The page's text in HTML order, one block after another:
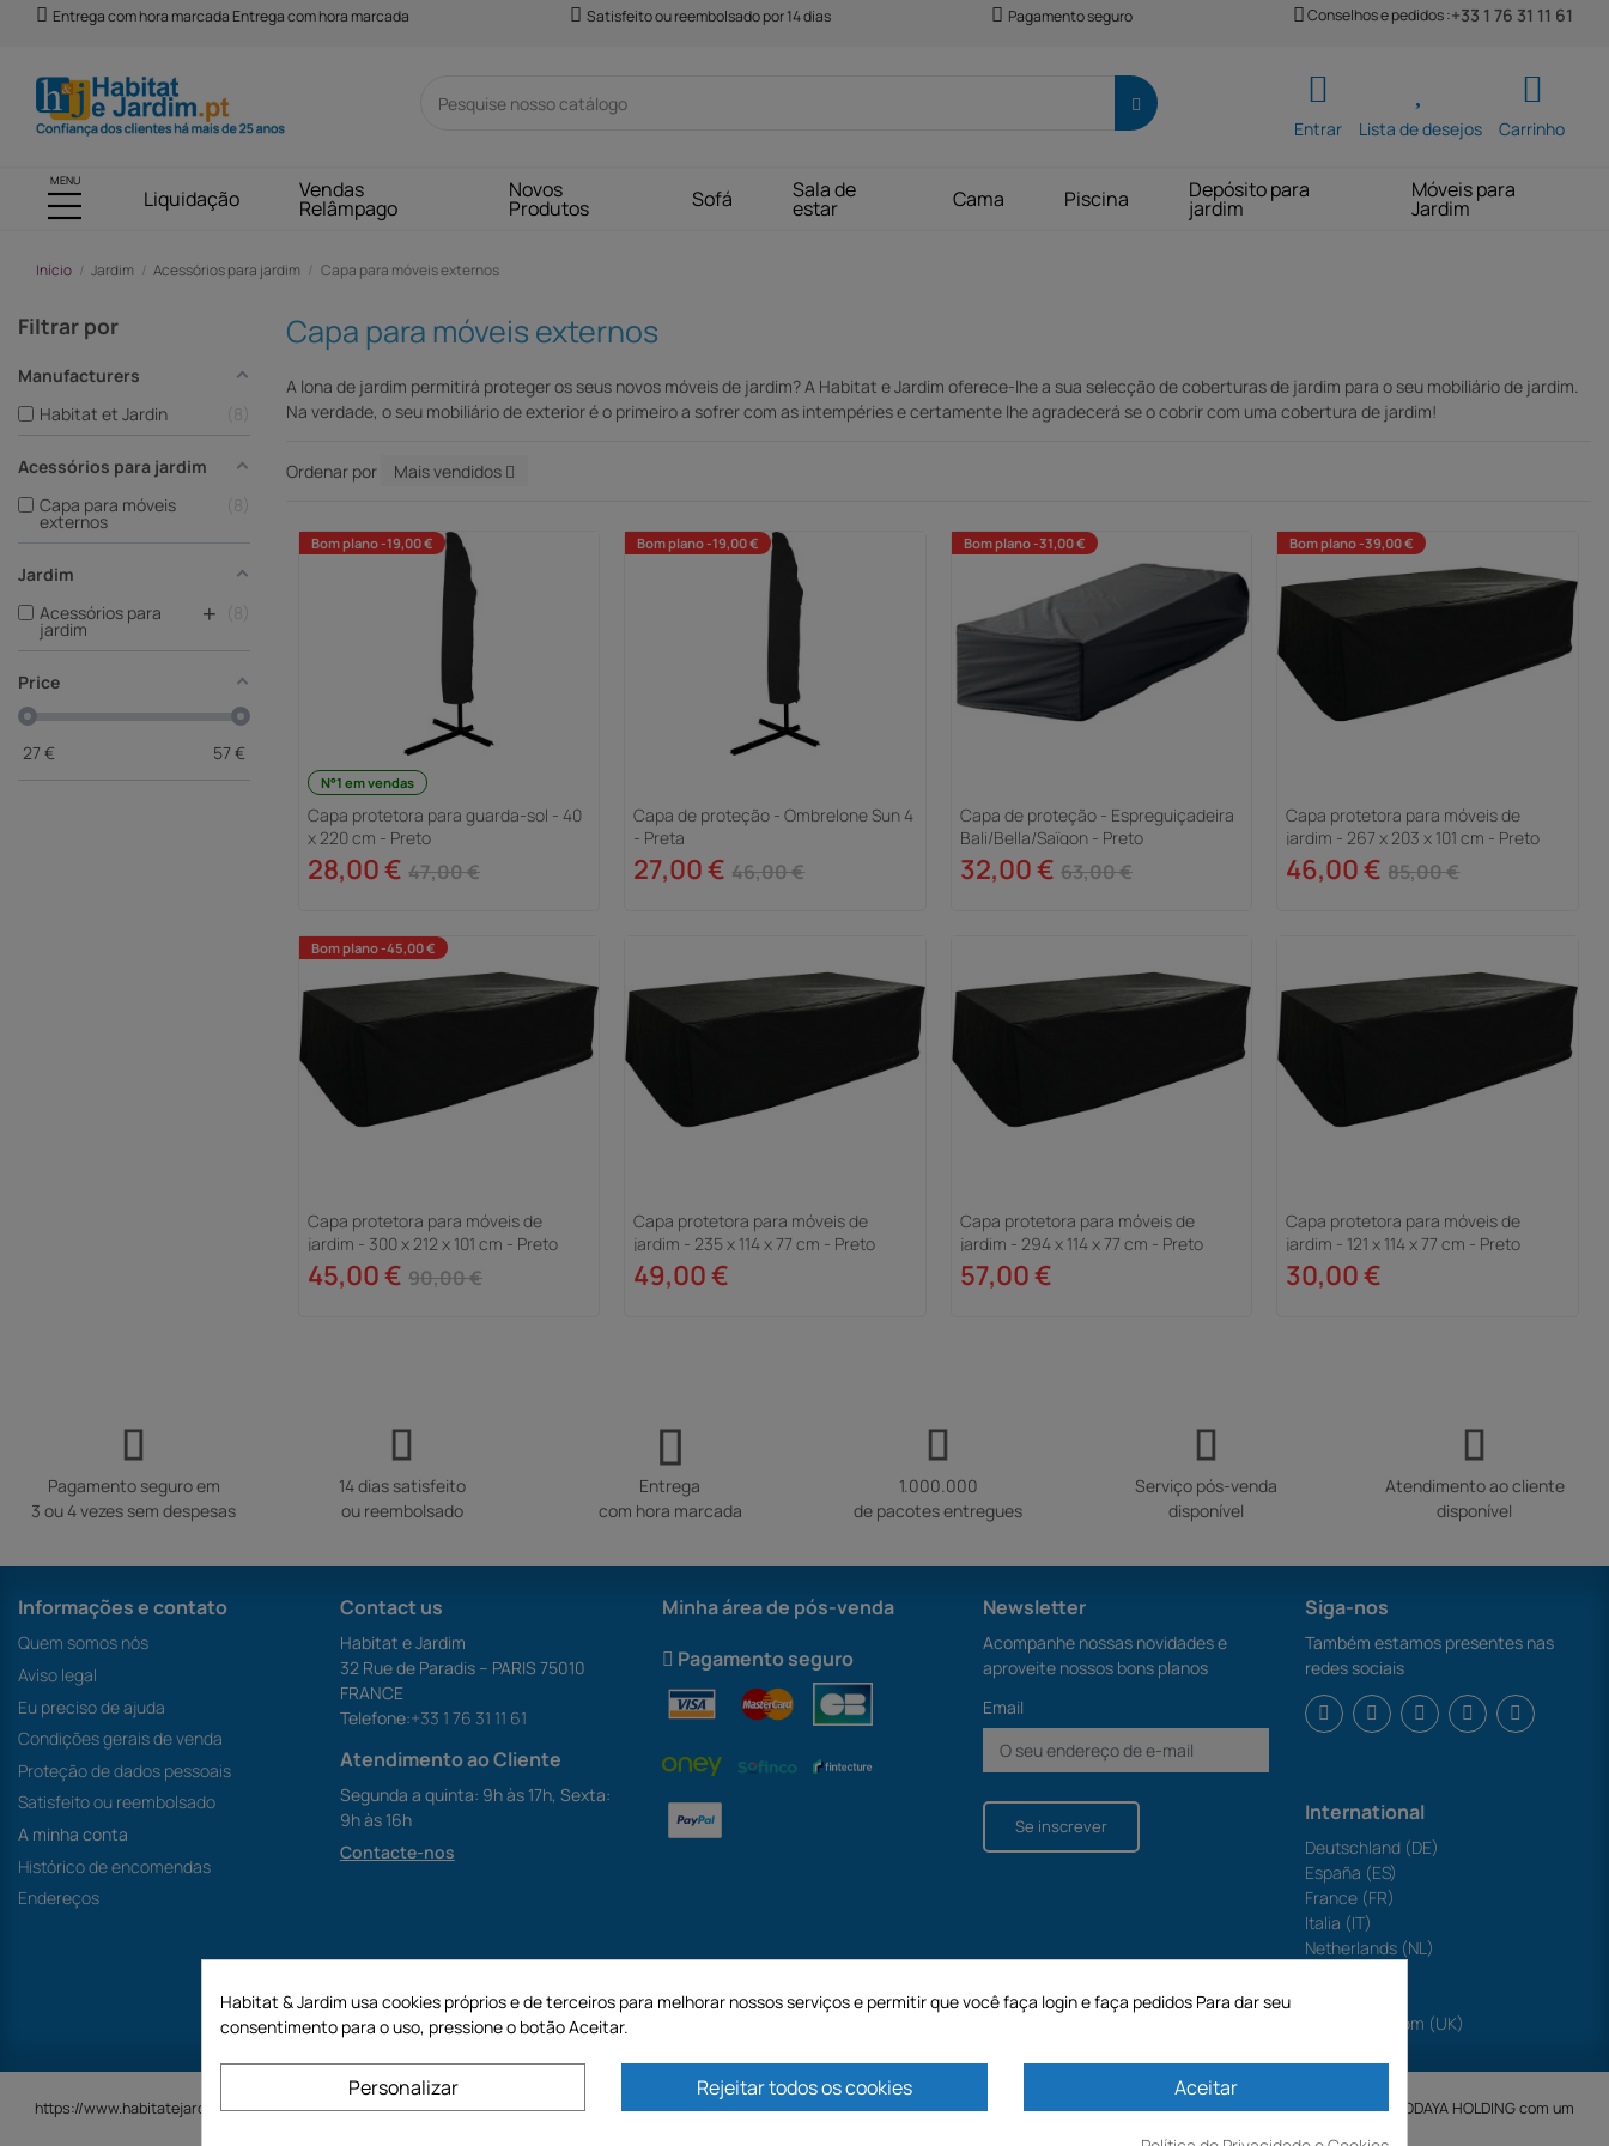
Entrega com hora marcada Entrega com hora marcada Satisfeito ou reembolsado por 14 dias Pagamento seguro Conselhos e pedidos :+33 1 76 31 11 61
Entrar Lista de desejos Carrinho
MENU
Liquidação Vendas
Relâmpago
Novos
Produtos Sofá Sala de
estar Cama Piscina Depósito para
jardim
Móveis para
Jardim
Início Jardim Acessórios para jardim Capa para móveis externos
Capa para móveis externos
A lona de jardim permitirá proteger os seus novos móveis de jardim? A Habitat e Jardim oferece-lhe a sua selecção de coberturas de jardim para o seu mobiliário de jardim.
Na verdade, o seu mobiliário de exterior é o primeiro a sofrer com as intempéries e certamente lhe agradecerá se o cobrir com uma cobertura de jardim!
Ordenar por Mais vendidos
Bom plano -19,00 €
N°1 em vendas
Capa protetora para guarda-sol - 40
x 220 cm - Preto
28,00 € 47,00 €
Bom plano -19,00 €
Capa de proteção - Ombrelone Sun 4
- Preta
27,00 € 46,00 €
Bom plano -31,00 €
Capa de proteção - Espreguiçadeira
Bali/Bella/Saïgon - Preto
32,00 € 63,00 €
Bom plano -39,00 €
Capa protetora para móveis de
jardim - 267 x 203 x 101 cm - Preto
46,00 € 85,00 €
Bom plano -45,00 €
Capa protetora para móveis de
jardim - 300 x 212 x 101 cm - Preto
45,00 € 90,00 €
Capa protetora para móveis de
jardim - 235 x 114 x 77 cm - Preto
49,00 €
Capa protetora para móveis de
jardim - 294 x 114 x 77 cm - Preto
57,00 €
Capa protetora para móveis de
jardim - 121 x 114 x 77 cm - Preto
30,00 €
Filtrar por
Manufacturers
Habitat et Jardin
8
Acessórios para jardim
Capa para móveis
externos
8
Jardim
Acessórios para
jardim
+ 8
Price
27€ 57€
Pagamento seguro em
3 ou 4 vezes sem despesas
14 dias satisfeito
ou reembolsado
Entrega
com hora marcada
1.000.000
de pacotes entregues
Serviço pós-venda
disponível
Atendimento ao cliente
disponível
Informações e contato
Quem somos nós
Aviso legal
Eu preciso de ajuda
Condições gerais de venda
Proteção de dados pessoais
Satisfeito ou reembolsado
A minha conta
Histórico de encomendas
Endereços
Contact us
Habitat e Jardim
32 Rue de Paradis – PARIS 75010
FRANCE
Telefone:+33 1 76 31 11 61
Atendimento ao Cliente
Segunda a quinta: 9h às 17h, Sexta:
9h às 16h
Contacte-nos
Minha área de pós-venda
Pagamento seguro
Newsletter
Acompanhe nossas novidades e
aproveite nossos bons planos
Email
Se inscrever
Siga-nos
Também estamos presentes nas
redes sociais
International
Deutschland (DE)
España (ES)
France (FR)
Italia (IT)
Netherlands (NL)
United Kingdom (UK)
https://www.habitatejardim.pt é um site da empresa GECODIS SA com um capital de 187.203,29€, 32 Rue de Paradis - PARIS 75010 (FRANÇA). A GECODIS.SA criada em 11/04/1998 é uma subsidiária da ODAYA ​​​​​​HOLDING com um
Habitat & Jardim usa cookies próprios e de terceiros para melhorar nossos serviços e permitir que você faça login e faça pedidos Para dar seu
consentimento para o uso, pressione o botão Aceitar.
Aceitar
Rejeitar todos os cookies
Personalizar